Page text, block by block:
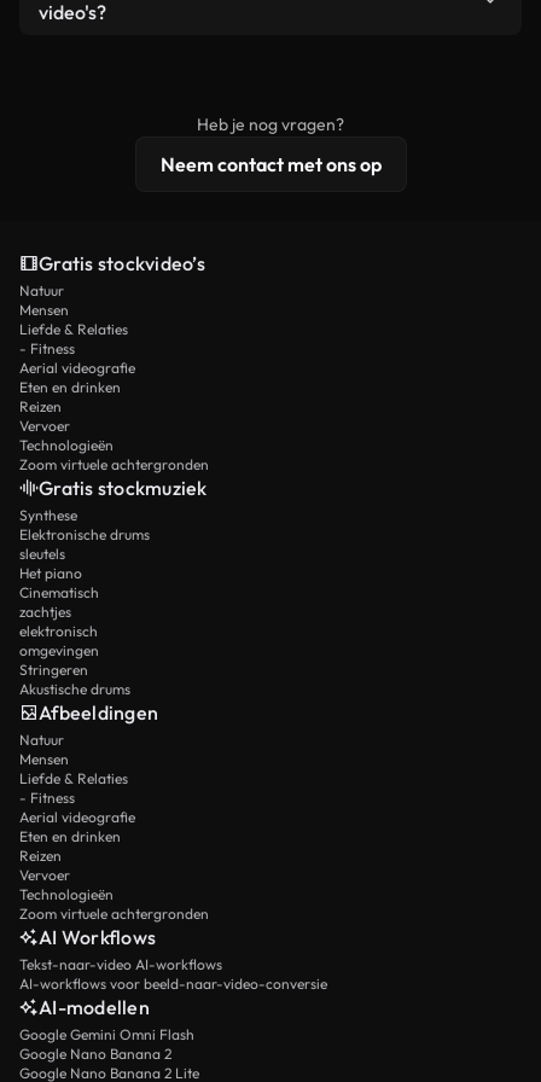
remixen. Zorg er wel voor dat het eindproduct
video's?
licentiebescherming omvat.
Heb je nog vragen?
Neem contact met ons op
Gratis stockvideo’s
Natuur
Mensen
Liefde & Relaties
- Fitness
Aerial videografie
Eten en drinken
Reizen
Vervoer
Technologieën
Zoom virtuele achtergronden
Gratis stockmuziek
Synthese
Elektronische drums
sleutels
Het piano
Cinematisch
zachtjes
elektronisch
omgevingen
Stringeren
Akustische drums
Afbeeldingen
Natuur
Mensen
Liefde & Relaties
- Fitness
Aerial videografie
Eten en drinken
Reizen
Vervoer
Technologieën
Zoom virtuele achtergronden
AI Workflows
Tekst-naar-video AI-workflows
AI-workflows voor beeld-naar-video-conversie
AI-modellen
Google Gemini Omni Flash
Google Nano Banana 2
Google Nano Banana 2 Lite